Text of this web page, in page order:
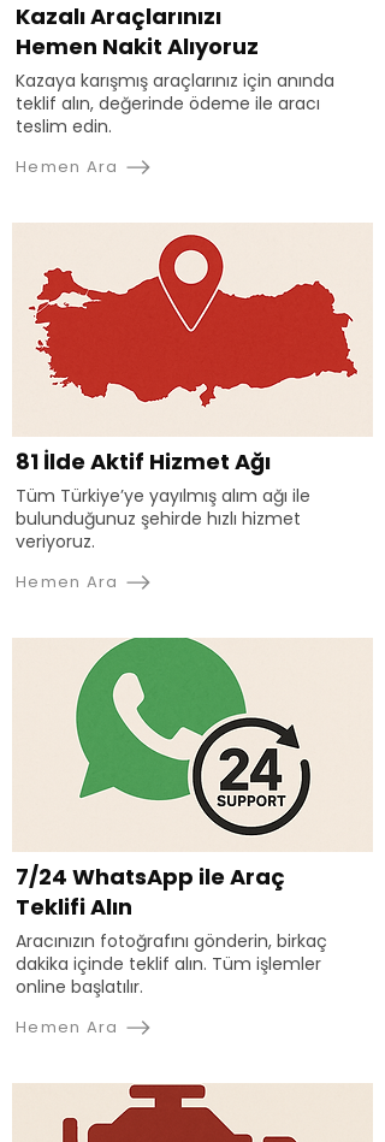
Kazalı Araçlarınızı
Hemen Nakit Alıyoruz
Kazaya karışmış araçlarınız için anında
teklif alın, değerinde ödeme ile aracı
teslim edin.
Hemen Ara
81 İlde Aktif Hizmet Ağı
Tüm Türkiye’ye yayılmış alım ağı ile
bulunduğunuz şehirde hızlı hizmet
veriyoruz.
Hemen Ara
7/24 WhatsApp ile Araç
Teklifi Alın
Aracınızın fotoğrafını gönderin, birkaç
dakika içinde teklif alın. Tüm işlemler
online başlatılır.
Hemen Ara